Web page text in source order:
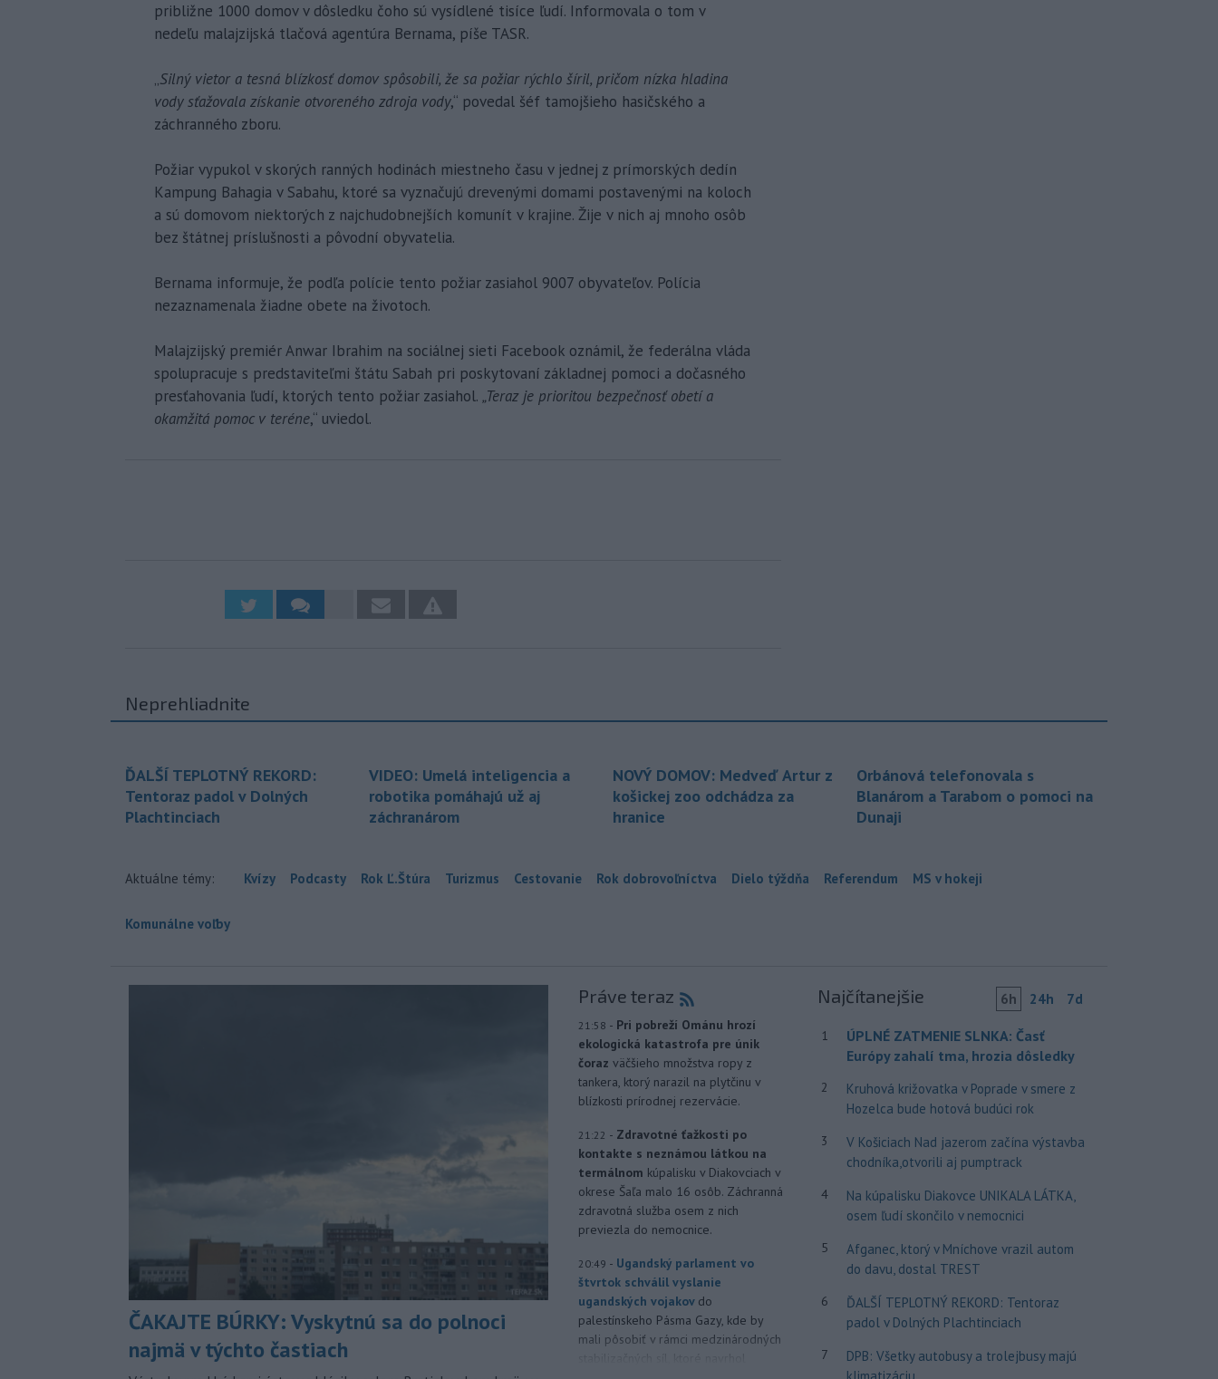
približne 1000 domov v dôsledku čoho sú vysídlené tisíce ľudí. Informovala o tom v
nedeľu malajzijská tlačová agentúra Bernama, píše TASR.
„Silný vietor a tesná blízkosť domov spôsobili, že sa požiar rýchlo šíril, pričom nízka hladina
vody sťažovala získanie otvoreného zdroja vody,“ povedal šéf tamojšieho hasičského a
záchranného zboru.
Požiar vypukol v skorých ranných hodinách miestneho času v jednej z prímorských dedín
Kampung Bahagia v Sabahu, ktoré sa vyznačujú drevenými domami postavenými na koloch
a sú domovom niektorých z najchudobnejších komunít v krajine. Žije v nich aj mnoho osôb
bez štátnej príslušnosti a pôvodní obyvatelia.
Bernama informuje, že podľa polície tento požiar zasiahol 9007 obyvateľov. Polícia
nezaznamenala žiadne obete na životoch.
Malajzijský premiér Anwar Ibrahim na sociálnej sieti Facebook oznámil, že federálna vláda
spolupracuje s predstaviteľmi štátu Sabah pri poskytovaní základnej pomoci a dočasného
presťahovania ľudí, ktorých tento požiar zasiahol. „Teraz je prioritou bezpečnosť obetí a
okamžitá pomoc v teréne,“ uviedol.
Neprehliadnite
ĎALŠÍ TEPLOTNÝ REKORD:
Tentoraz padol v Dolných
Plachtinciach
VIDEO: Umelá inteligencia a
robotika pomáhajú už aj
záchranárom
NOVÝ DOMOV: Medveď Artur z
košickej zoo odchádza za
hranice
Orbánová telefonovala s
Blanárom a Tarabom o pomoci na
Dunaji
Aktuálne témy: Kvízy Podcasty Rok Ľ.Štúra Turizmus Cestovanie Rok dobrovoľníctva Dielo týždňa Referendum MS v hokeji
Komunálne voľby
ČAKAJTE BÚRKY: Vyskytnú sa do polnoci
najmä v týchto častiach
Práve teraz
21:58 - Pri pobreží Ománu hrozí
ekologická katastrofa pre únik
čoraz väčšieho množstva ropy z
tankera, ktorý narazil na plytčinu v
blízkosti prírodnej rezervácie.
21:22 - Zdravotné ťažkosti po
kontakte s neznámou látkou na
termálnom kúpalisku v Diakovciach v
okrese Šaľa malo 16 osôb. Záchranná
zdravotná služba osem z nich
previezla do nemocnice.
20:49 - Ugandský parlament vo
štvrtok schválil vyslanie
ugandských vojakov do
palestínskeho Pásma Gazy, kde by
mali pôsobiť v rámci medzinárodných
Najčítanejšie 6h 24h 7d
1
ÚPLNÉ ZATMENIE SLNKA: Časť
Európy zahalí tma, hrozia dôsledky
2
Kruhová križovatka v Poprade v smere z
Hozelca bude hotová budúci rok
3
V Košiciach Nad jazerom začína výstavba
chodníka,otvorili aj pumptrack
4
Na kúpalisku Diakovce UNIKALA LÁTKA,
osem ľudí skončilo v nemocnici
5
Afganec, ktorý v Mníchove vrazil autom
do davu, dostal TREST
6
ĎALŠÍ TEPLOTNÝ REKORD: Tentoraz
padol v Dolných Plachtinciach
7
DPB: Všetky autobusy a trolejbusy majú